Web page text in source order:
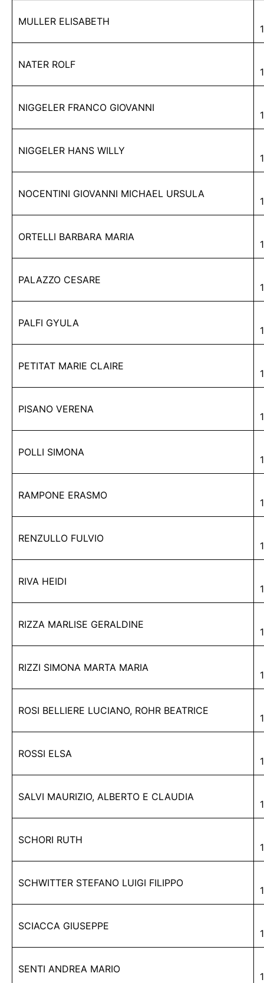
MULLER ELISABETH
NATER ROLF
NIGGELER FRANCO GIOVANNI
NIGGELER HANS WILLY
NOCENTINI GIOVANNI MICHAEL URSULA
ORTELLI BARBARA MARIA
PALAZZO CESARE
PALFI GYULA
PETITAT MARIE CLAIRE
PISANO VERENA
POLLI SIMONA
RAMPONE ERASMO
RENZULLO FULVIO
RIVA HEIDI
RIZZA MARLISE GERALDINE
RIZZI SIMONA MARTA MARIA
ROSI BELLIERE LUCIANO, ROHR BEATRICE
ROSSI ELSA
SALVI MAURIZIO, ALBERTO E CLAUDIA
SCHORI RUTH
SCHWITTER STEFANO LUIGI FILIPPO
SCIACCA GIUSEPPE
SENTI ANDREA MARIO